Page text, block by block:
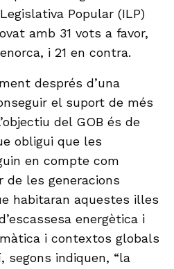
Popular (ILP)
amb 31 vots a favor,
i 21 en contra.
després d’una
el suport de més
del GOB és de
obligui que les
en compte com
de les generacions
habitaran aquestes illes
energètica i
i contextos globals
segons indiquen, “la